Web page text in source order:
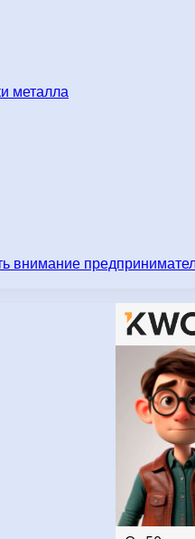
металла
внимание